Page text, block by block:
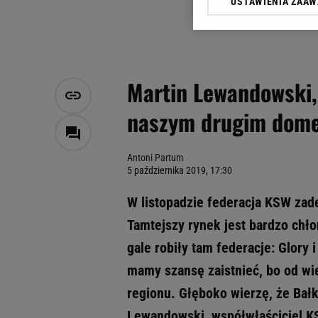
Martin
naszym drugim
Antoni Partum
5 października 2019, 17:30
W listopadzie federacja KSW
Tamtejszy rynek jest bardzo
gale robiły tam federacje: Glory
mamy szansę zaistnieć, bo od
regionu. Głęboko wierzę, że
Klikając „Akceptuję”
Zaufanych Partnerów i
My, nasi Zaufani
Użycie dokładnych
Przechowywanie